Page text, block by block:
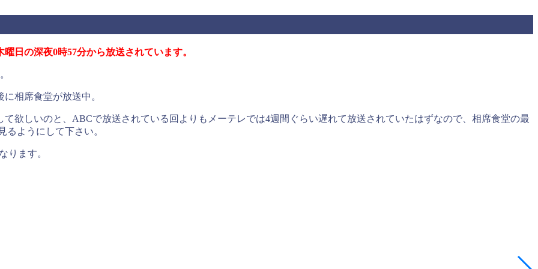
日の深夜0時57分から放送されています。
相席食堂が放送中。
欲しいのと、ABCで放送されている回よりもメーテレでは4週間ぐらい遅れて放送されていたはずなので、相席食堂の最
るようにして下さい。
ります。